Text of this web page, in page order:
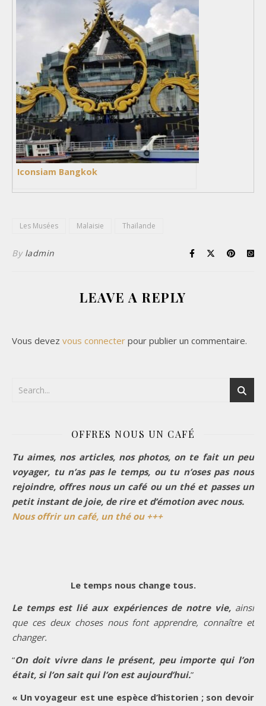
Iconsiam Bangkok
Les Musées Malaisie Thaïlande
By ladmin
LEAVE A REPLY
Vous devez vous connecter pour publier un commentaire.
OFFRES NOUS UN CAFÉ
Tu aimes, nos articles, nos photos, on te fait un peu
voyager, tu n’as pas le temps, ou tu n’oses pas nous
rejoindre, offres nous un café ou un thé et passes un
petit instant de joie, de rire et d’émotion avec nous.
Nous offrir un café, un thé ou +++
Le temps nous change tous.
Le temps est lié aux expériences de notre vie, ainsi
que ces deux choses nous font apprendre, connaître et
changer.
“On doit vivre dans le présent, peu importe qui l’on
était, si l’on sait qui l’on est aujourd’hui.”
« Un voyageur est une espèce d’historien ; son devoir